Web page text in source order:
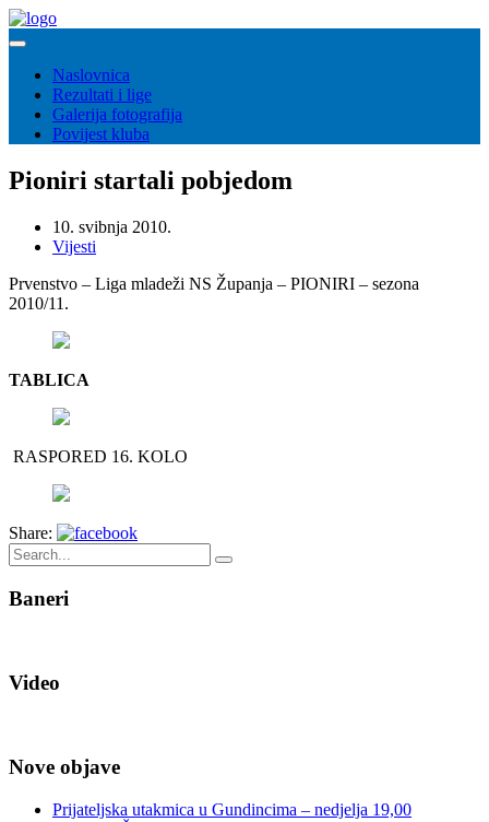
Naslovnica
Rezultati i lige
Galerija fotografija
Povijest kluba
Pioniri startali pobjedom
10. svibnja 2010.
Vijesti
Prvenstvo – Liga mladeži NS Županja – PIONIRI – sezona
2010/11.
TABLICA
RASPORED 16. KOLO
Share:
Baneri
Video
Nove objave
Prijateljska utakmica u Gundincima – nedjelja 19,00